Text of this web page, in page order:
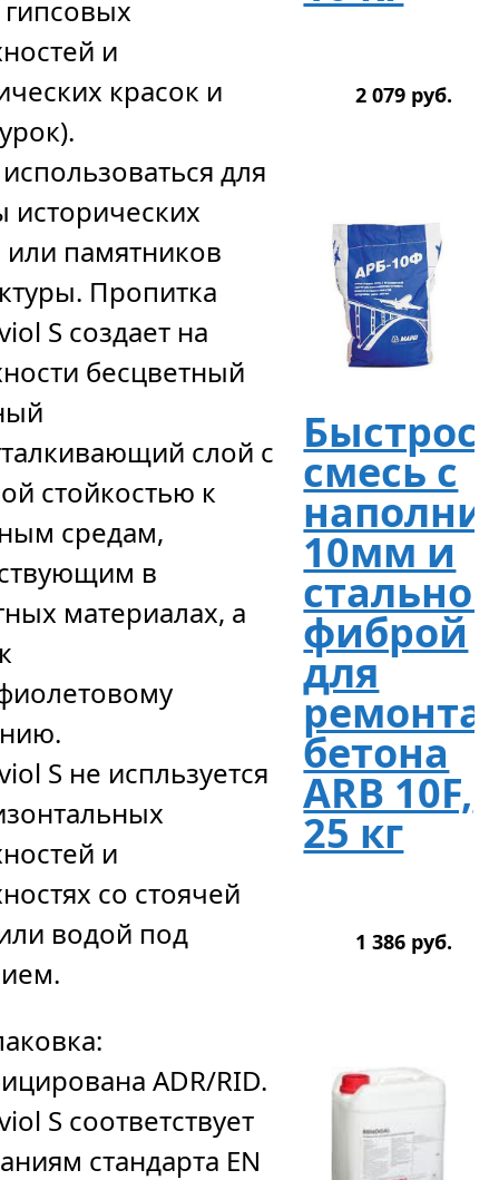
и
красок и
для
исторических
или памятников
Пропитка
S создает на
бесцветный
слой с
стойкостью к
средам,
в
материалах, а
S не испльзуется
и
со стоячей
водой под
ADR/RID.
S соответствует
стандарта EN
2 079 руб.
смесь с
10мм и
фиброй
для
ремонта
бетона
ARB 10F,
25 кг
1 386 руб.